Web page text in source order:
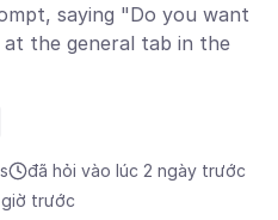
saying "Do you want
the general tab in the
đã hỏi vào lúc 2 ngày trước
giờ trước